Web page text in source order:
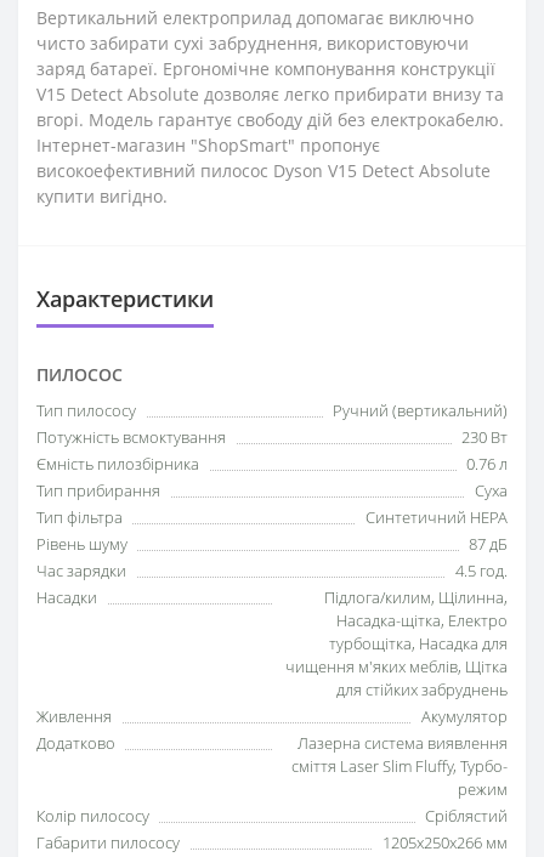
Вертикальний електроприлад допомагає виключно
чисто забирати сухі забруднення, використовуючи
заряд батареї. Ергономічне компонування конструкції
V15 Detect Absolute дозволяє легко прибирати внизу та
вгорі. Модель гарантує свободу дій без електрокабелю.
Інтернет-магазин "ShopSmart" пропонує
високоефективний пилосос Dyson V15 Detect Absolute
купити вигідно.
Характеристики
ПИЛОСОС
Тип пилососу
Ручний (вертикальний)
Потужність всмоктування
230 Вт
Ємність пилозбірника
0.76 л
Тип прибирання
Суха
Тип фільтра
Синтетичний HEPA
Рівень шуму
87 дБ
Час зарядки
4.5 год.
Насадки
Підлога/килим, Щілинна,
Насадка-щітка, Електро
турбощітка, Насадка для
чищення м'яких меблів, Щітка
для стійких забруднень
Живлення
Акумулятор
Додатково
Лазерна система виявлення
сміття Laser Slim Fluffy, Турбо-
режим
Колір пилососу
Сріблястий
Габарити пилососу
1205х250х266 мм